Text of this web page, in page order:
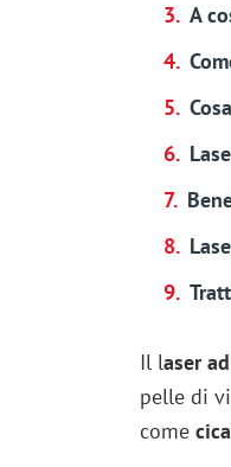
A
Il laser
pelle di
come